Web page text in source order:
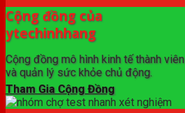
Cộng đồng của
ytechinhhang
Cộng đồng mô hình kinh tế thành viên
và quản lý sức khỏe chủ động.
Tham Gia Cộng Đồng